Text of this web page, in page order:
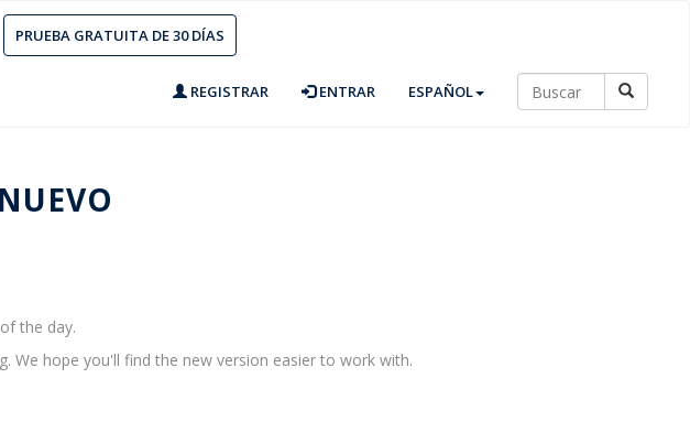
PRUEBA GRATUITA DE 30 DÍAS
REGISTRAR ENTRAR ESPAÑOL
the day.
We hope you'll find the new version easier to work with.